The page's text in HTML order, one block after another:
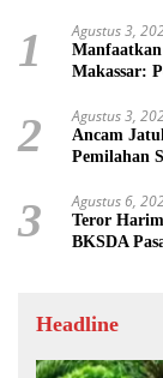
1 Agustus 3,
Manfaatkan
Makassar:
2 Agustus 3,
Ancam
Pemilahan
3 Agustus 6,
Teror
BKSDA
Headline